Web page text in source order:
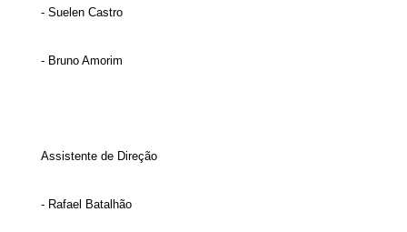
- Suelen Castro
- Bruno Amorim
Assistente de Direção
- Rafael Batalhão